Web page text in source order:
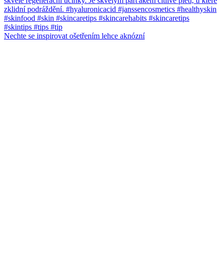
Nechte se inspirovat ošetřením lehce aknózní